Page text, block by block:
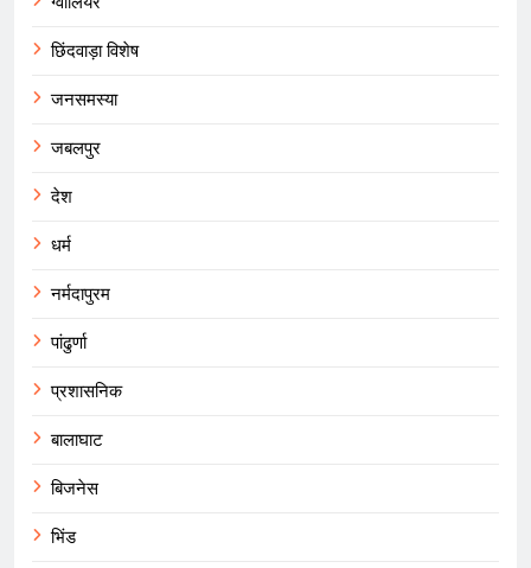
छिंदवाड़ा विशेष
जनसमस्या
जबलपुर
देश
धर्म
नर्मदापुरम
पांढुर्णा
प्रशासनिक
बालाघाट
बिजनेस
भिंड